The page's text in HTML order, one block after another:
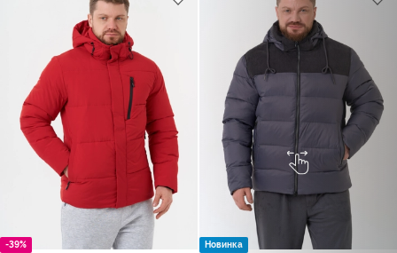
-39% Новинка